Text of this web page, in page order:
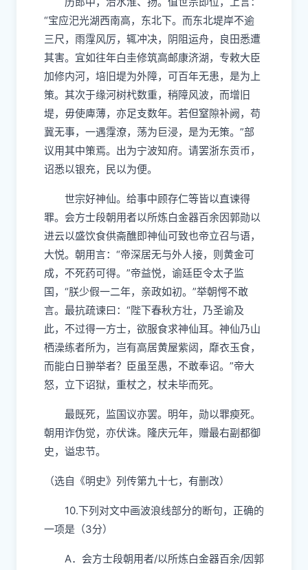
“宝应汜光湖西南高，东北下。而东北堤岸不逾
三尺，雨霪风厉，辄冲决，阴阻运舟，良田悉遭
其害。宜如往年白圭修筑高邮康济湖，专敕大臣
加修内河，培旧堤为外障，可百年无患，是为上
策。其次于缘河树杙数重，稍障风波，而增旧
堤，毋使庳薄，亦足支数年。若但窒隙补阙，苟
冀无事，一遇霪潦，荡为巨浸，是为无策。”部
议用其中策焉。出为宁波知府。请罢浙东贡币，
诏悉以银充，民以为便。
世宗好神仙。给事中顾存仁等皆以直谏得
罪。会方士段朝用者以所炼白金器百余因郭勋以
进云以盛饮食供斋醮即神仙可致也帝立召与语，
大悦。朝用言：“帝深居无与外人接，则黄金可
成，不死药可得。”帝益悦，谕廷臣令太子监
国，“朕少假一二年，亲政如初。”举朝愕不敢
言。最抗疏谏曰：“陛下春秋方壮，乃圣谕及
此，不过得一方士，欲服食求神仙耳。神仙乃山
栖澡练者所为，岂有高居黄屋紫闼，靡衣玉食，
而能白日翀举者？臣虽至愚，不敢奉诏。”帝大
怒，立下诏狱，重杖之，杖未毕而死。
最既死，监国议亦罢。明年，勋以罪瘐死。
朝用诈伪觉，亦伏诛。隆庆元年，赠最右副都御
史，谥忠节。
（选自《明史》列传第九十七，有删改）
10.下列对文中画波浪线部分的断句，正确的
一项是（3分）
A．会方士段朝用者/以所炼白金器百余/因郭